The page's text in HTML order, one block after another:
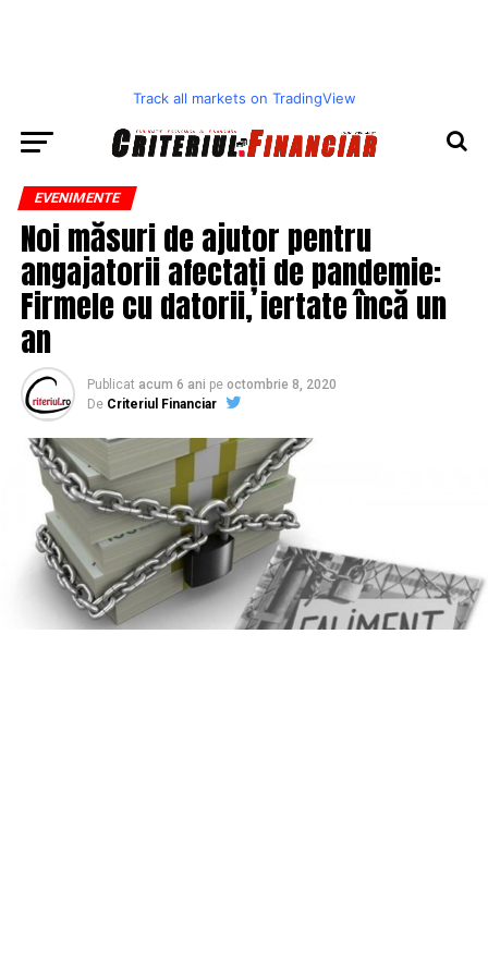
Track all markets on TradingView
EVENIMENTE
Noi măsuri de ajutor pentru
angajatorii afectați de pandemie:
Firmele cu datorii, iertate încă un
an
Publicat acum 6 ani pe octombrie 8, 2020
De Criteriul Financiar